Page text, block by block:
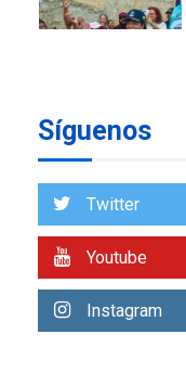
7
Síguenos
Twitter
Youtube
Instagram